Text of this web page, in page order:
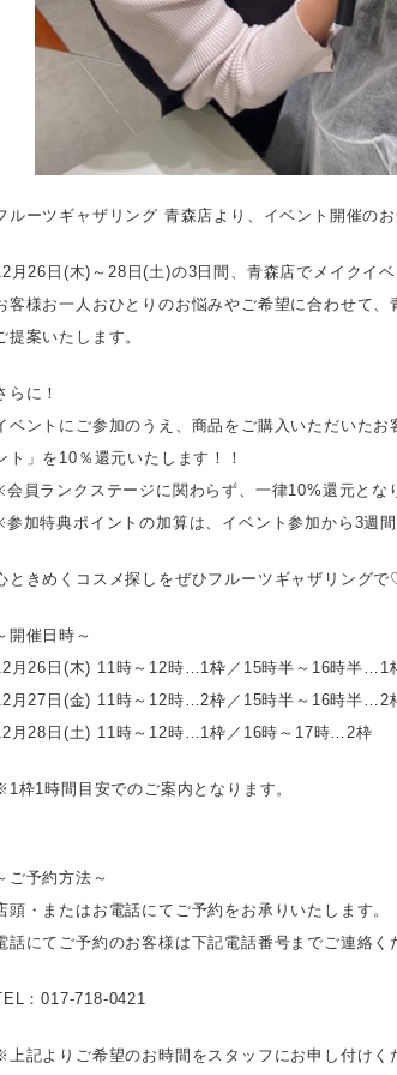
ルーツギャザリング 青森店より、イベント開催のお
月26日(木)～28日(土)の3日間、青森店でメイクイベ
客様お一人おひとりのお悩みやご希望に合わせて
提案いたします。
らに！
ベントにご参加のうえ、商品をご購入いただいた
ト」を10％還元いたします！！
員ランクステージに関わらず、一律10%還元とな
加特典ポイントの加算は、イベント参加から3週間
ときめくコスメ探しをぜひフルーツギャザリング
開催日時～
月26日(木) 11時～12時…1枠／15時半～16時半…1
月27日(金) 11時～12時…2枠／15時半～16時半…2
月28日(土) 11時～12時…1枠／16時～17時…2枠
枠1時間目安でのご案内となります。
ご予約方法～
頭・またはお電話にてご予約をお承りいたします。
話にてご予約のお客様は下記電話番号までご連絡く
：017-718-0421
記よりご希望のお時間をスタッフにお申し付けく